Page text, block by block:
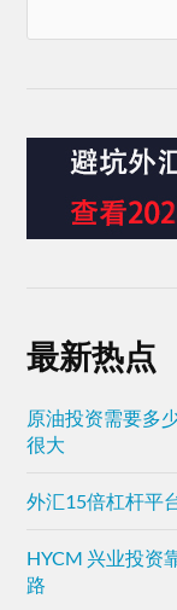
最新热点
原油投资需要多
很大
外汇15倍杠杆平
HYCM 兴业投资
路